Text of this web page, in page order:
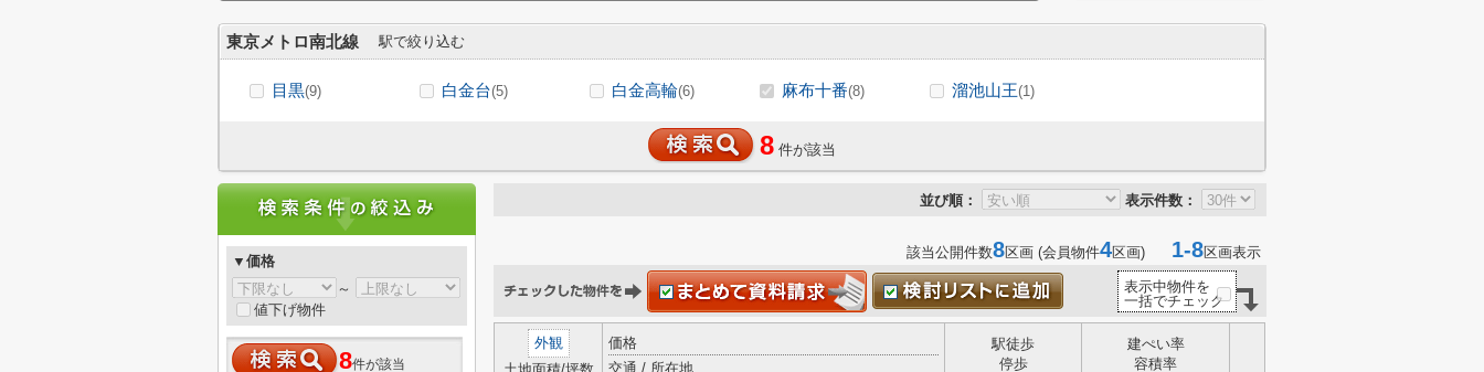
東京メトロ南北線 駅で絞り込む
目黒(9) 白金台(5) 白金高輪(6) 麻布十番(8) 溜池山王(1)
8 件が該当
並び順： 表示件数：
該当公開件数8区画 (会員物件4区画) 1-8区画表示
表示中物件を
一括でチェック
外観
価格
交通 / 所在地
駅徒歩
停歩
建ぺい率
容積率
▼価格
～
値下げ物件
8件が該当